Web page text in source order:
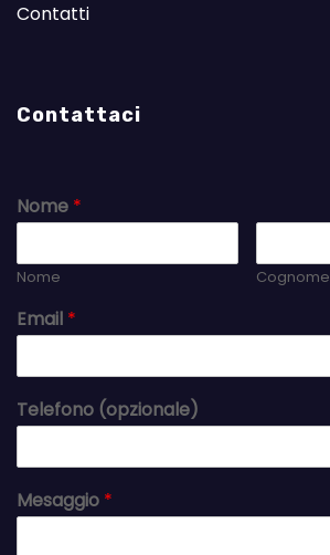
Contatti
Contattaci
Nome *
Nome Cognome
Email *
Telefono (opzionale)
Mesaggio *